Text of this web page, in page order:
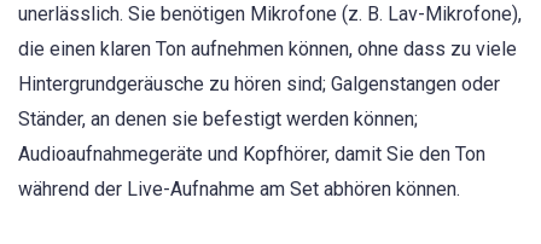
unerlässlich. Sie benötigen Mikrofone (z. B. Lav-Mikrofone),
die einen klaren Ton aufnehmen können, ohne dass zu viele
Hintergrundgeräusche zu hören sind; Galgenstangen oder
Ständer, an denen sie befestigt werden können;
Audioaufnahmegeräte und Kopfhörer, damit Sie den Ton
während der Live-Aufnahme am Set abhören können.